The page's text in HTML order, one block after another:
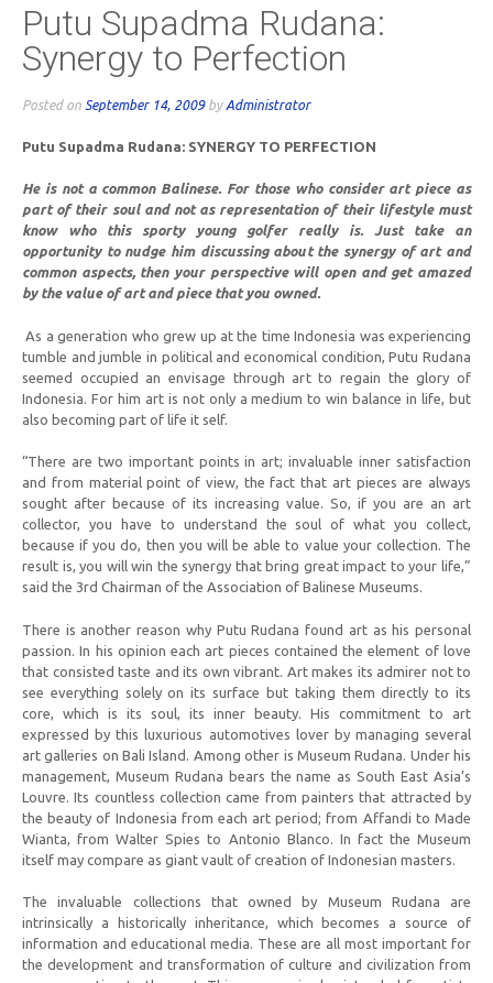
Putu Supadma Rudana:
Synergy to Perfection
Posted on September 14, 2009byAdministrator
Putu Supadma Rudana: SYNERGY TO PERFECTION
He is not a common Balinese. For those who consider art piece as
part of their soul and not as representation of their lifestyle must
know who this sporty young golfer really is. Just take an
opportunity to nudge him discussing about the synergy of art and
common aspects, then your perspective will open and get amazed
by the value of art and piece that you owned.
As a generation who grew up at the time Indonesia was experiencing
tumble and jumble in political and economical condition, Putu Rudana
seemed occupied an envisage through art to regain the glory of
Indonesia. For him art is not only a medium to win balance in life, but
also becoming part of life it self.
“There are two important points in art; invaluable inner satisfaction
and from material point of view, the fact that art pieces are always
sought after because of its increasing value. So, if you are an art
collector, you have to understand the soul of what you collect,
because if you do, then you will be able to value your collection. The
result is, you will win the synergy that bring great impact to your life,”
said the 3rd Chairman of the Association of Balinese Museums.
There is another reason why Putu Rudana found art as his personal
passion. In his opinion each art pieces contained the element of love
that consisted taste and its own vibrant. Art makes its admirer not to
see everything solely on its surface but taking them directly to its
core, which is its soul, its inner beauty. His commitment to art
expressed by this luxurious automotives lover by managing several
art galleries on Bali Island. Among other is Museum Rudana. Under his
management, Museum Rudana bears the name as South East Asia’s
Louvre. Its countless collection came from painters that attracted by
the beauty of Indonesia from each art period; from Affandi to Made
Wianta, from Walter Spies to Antonio Blanco. In fact the Museum
itself may compare as giant vault of creation of Indonesian masters.
The invaluable collections that owned by Museum Rudana are
intrinsically a historically inheritance, which becomes a source of
information and educational media. These are all most important for
the development and transformation of culture and civilization from